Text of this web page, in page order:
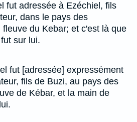
fut adressée à Ezéchiel, fils
dans le pays des
du Kebar; et c'est là que
sur lui.
fut [adressée] expressément
fils de Buzi, au pays des
de Kébar, et la main de